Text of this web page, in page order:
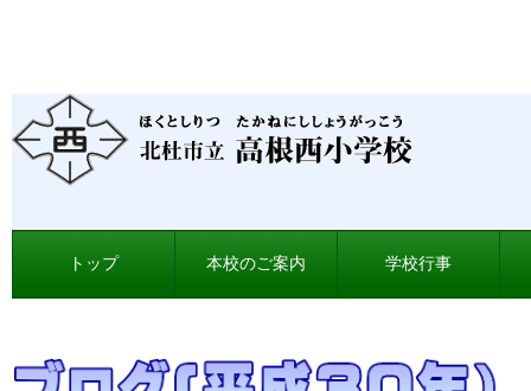
トップ 本校のご案内 学校行事